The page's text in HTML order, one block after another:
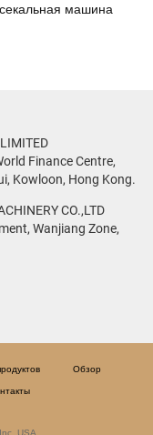
машина
Finance Centre,
Kowloon, Hong Kong.
CO.,LTD
Wanjiang Zone,
Обзор
USA